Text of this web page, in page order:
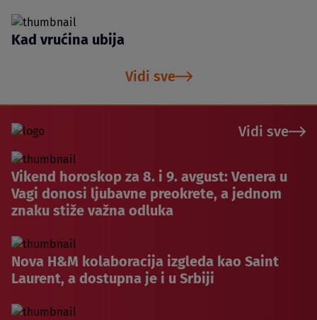
Kad vrućina ubija
Vidi sve
Vidi sve
Vikend horoskop za 8. i 9. avgust: Venera u
Vagi donosi ljubavne preokrete, a jednom
znaku stiže važna odluka
Nova H&M kolaboracija izgleda kao Saint
Laurent, a dostupna je i u Srbiji